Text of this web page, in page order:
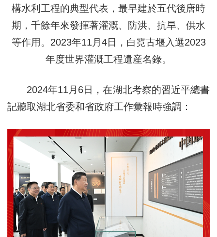
構水利工程的典型代表，最早建於五代後唐時
期，千餘年來發揮著灌溉、防洪、抗旱、供水
等作用。2023年11月4日，白霓古堰入選2023
年度世界灌溉工程遺産名錄。
2024年11月6日，在湖北考察的習近平總書
記聽取湖北省委和省政府工作彙報時強調：